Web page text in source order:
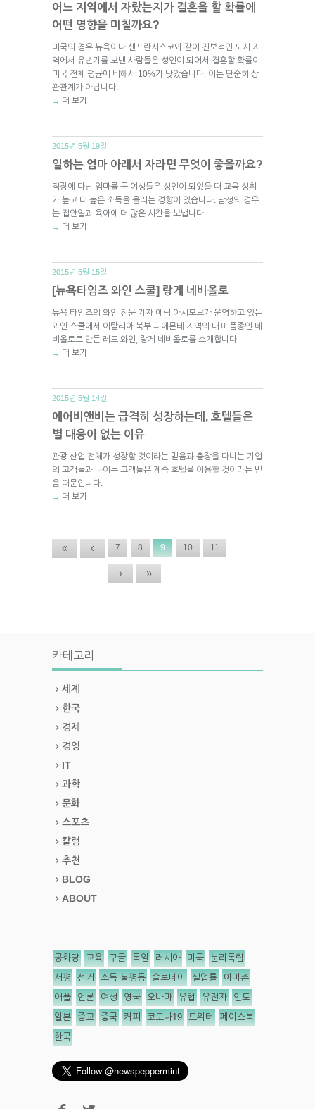
어느 지역에서 자랐는지가 결혼을 할 확률에
어떤 영향을 미칠까요?
미국의 경우 뉴욕이나 샌프란시스코와 같이 진보적인 도시 지
역에서 유년기를 보낸 사람들은 성인이 되어서 결혼할 확률이
미국 전체 평균에 비해서 10%가 낮았습니다. 이는 단순히 상
관관계가 아닙니다.
→ 더 보기
2015년 5월 19일.
일하는 엄마 아래서 자라면 무엇이 좋을까요?
직장에 다닌 엄마를 둔 여성들은 성인이 되었을 때 교육 성취
가 높고 더 높은 소득을 올리는 경향이 있습니다. 남성의 경우
는 집안일과 육아에 더 많은 시간을 보냅니다.
→ 더 보기
2015년 5월 15일.
[뉴욕타임즈 와인 스쿨] 랑게 네비올로
뉴욕 타임즈의 와인 전문 기자 에릭 아시모브가 운영하고 있는
와인 스쿨에서 이탈리아 북부 피에몬테 지역의 대표 품종인 네
비올로로 만든 레드 와인, 랑게 네비올로를 소개합니다.
→ 더 보기
2015년 5월 14일.
에어비앤비는 급격히 성장하는데, 호텔들은
별 대응이 없는 이유
관광 산업 전체가 성장할 것이라는 믿음과 출장을 다니는 기업
의 고객들과 나이든 고객들은 계속 호텔을 이용할 것이라는 믿
음 때문입니다.
→ 더 보기
« ‹ 7 8 9 10 11
› »
카테고리
세계
한국
경제
경영
IT
과학
문화
스포츠
칼럼
추천
BLOG
ABOUT
공화당 교육 구글 독일 러시아 미국 분리독립
서평 선거 소득 불평등 슬로데이 실업률 아마존
애플 언론 여성 영국 오바마 유럽 유전자 인도
일본 종교 중국 커피 코로나19 트위터 페이스북
한국